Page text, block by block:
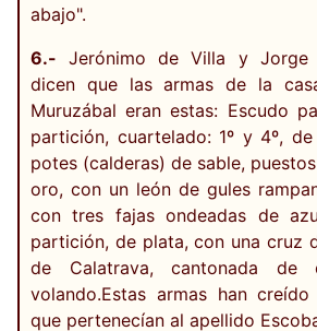
abajo".
6.- Jerónimo de Villa y Jorge
dicen que las armas de la
Muruzábal eran estas: Escudo
partición, cuartelado: 1º y 4º,
potes (calderas) de sable,
oro, con un león de gules
con tres fajas ondeadas de
partición, de plata, con una cruz
de Calatrava, cantonada de
volando.Estas armas han
que pertenecían al apellido